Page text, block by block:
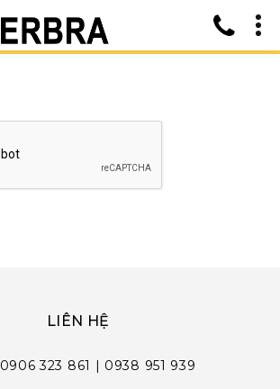
LIÊN HỆ
0906 323 861 | 0938 951 939